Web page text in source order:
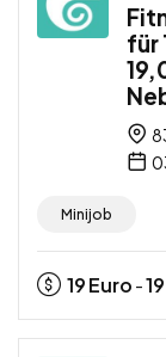
für
Minijob
19Euro -19